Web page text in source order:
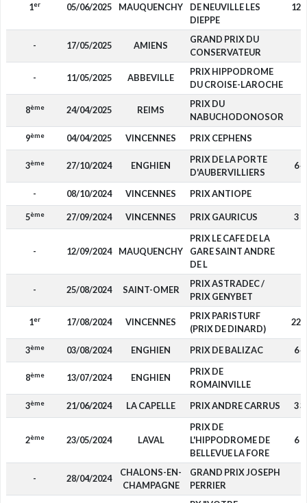
1er 05/06/2025 MAUQUENCHY
DE NEUVILLE LES
DIEPPE
12
- 17/05/2025 AMIENS
GRAND PRIX DU
CONSERVATEUR
- 11/05/2025 ABBEVILLE
PRIX HIPPODROME
DU CROISE-LAROCHE
8ème 24/04/2025 REIMS
PRIX DU
NABUCHODONOSOR
9ème 04/04/2025 VINCENNES PRIX CEPHENS
3ème 27/10/2024 ENGHIEN
PRIX DE LA PORTE
D'AUBERVILLIERS
6
- 08/10/2024 VINCENNES PRIX ANTIOPE
5ème 27/09/2024 VINCENNES PRIX GAURICUS 3
- 12/09/2024 MAUQUENCHY
PRIX LE CAFE DE LA
GARE SAINT ANDRE
DE L
- 25/08/2024 SAINT-OMER
PRIX ASTRADEC /
PRIX GENYBET
1er 17/08/2024 VINCENNES
PRIX PARISTURF
(PRIX DE DINARD)
22
3ème 03/08/2024 ENGHIEN PRIX DE BALIZAC 6
8ème 13/07/2024 ENGHIEN
PRIX DE
ROMAINVILLE
3ème 21/06/2024 LA CAPELLE PRIX ANDRE CARRUS 3
2ème 23/05/2024 LAVAL
PRIX DE
L'HIPPODROME DE
BELLEVUE LA FORE
6
- 28/04/2024
CHALONS-EN-
CHAMPAGNE
GRAND PRIX JOSEPH
PERRIER